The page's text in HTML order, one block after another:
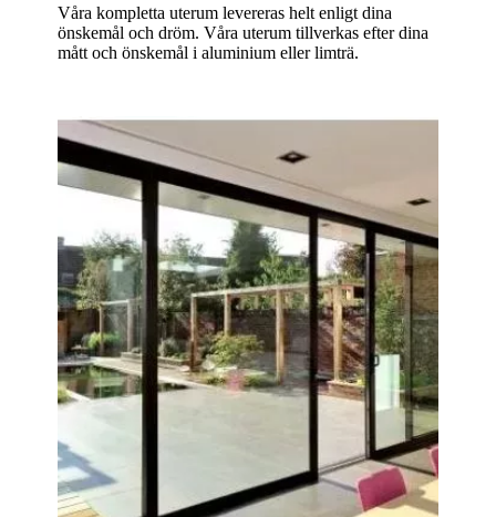
Våra kompletta uterum levereras helt enligt dina
önskemål och dröm. Våra uterum tillverkas efter dina
mått och önskemål i aluminium eller limträ.